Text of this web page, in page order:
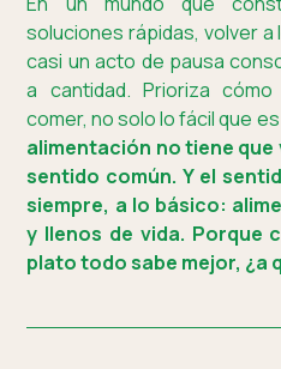
soluciones rápidas, volver
casi un acto de pausa
a cantidad. Prioriza
comer, no solo lo fácil que
alimentación no tiene
sentido común. Y el
siempre, a lo básico:
y llenos de vida. Porque
plato todo sabe mejor, ¿a